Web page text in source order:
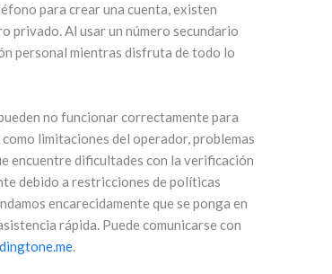
para crear una cuenta, existen
privado. Al usar un número secundario
personal mientras disfruta de todo lo
no funcionar correctamente para
limitaciones del operador, problemas
encuentre dificultades con la verificación
debido a restricciones de políticas
encarecidamente que se ponga en
rápida. Puede comunicarse con
.